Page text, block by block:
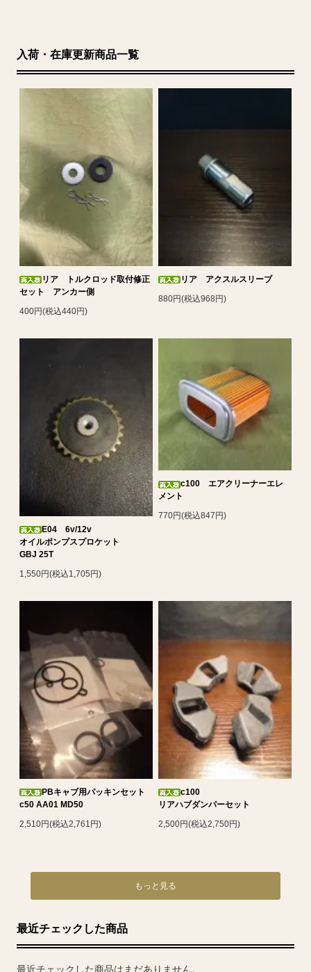
入荷・在庫更新商品一覧
リア トルクロッド取付修正
セット アンカー側
400円(税込440円)
リア アクスルスリーブ
880円(税込968円)
E04 6v/12v
オイルポンプスプロケット
GBJ 25T
1,550円(税込1,705円)
c100 エアクリーナーエレ
メント
770円(税込847円)
PBキャブ用パッキンセット
c50 AA01 MD50
2,510円(税込2,761円)
c100
リアハブダンパーセット
2,500円(税込2,750円)
もっと見る
最近チェックした商品
最近チェックした商品はまだありません。